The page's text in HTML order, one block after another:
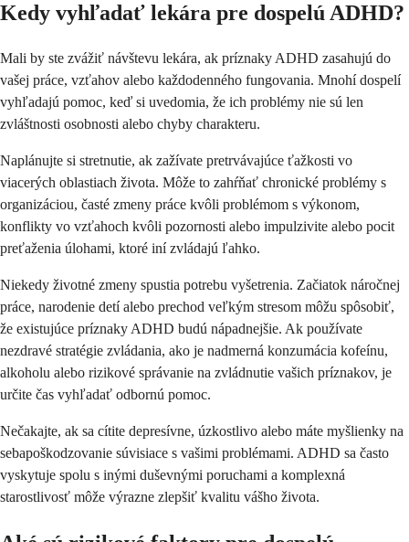
Kedy vyhľadať lekára pre dospelú ADHD?
Mali by ste zvážiť návštevu lekára, ak príznaky ADHD zasahujú do
vašej práce, vzťahov alebo každodenného fungovania. Mnohí dospelí
vyhľadajú pomoc, keď si uvedomia, že ich problémy nie sú len
zvláštnosti osobnosti alebo chyby charakteru.
Naplánujte si stretnutie, ak zažívate pretrvávajúce ťažkosti vo
viacerých oblastiach života. Môže to zahŕňať chronické problémy s
organizáciou, časté zmeny práce kvôli problémom s výkonom,
konflikty vo vzťahoch kvôli pozornosti alebo impulzivite alebo pocit
preťaženia úlohami, ktoré iní zvládajú ľahko.
Niekedy životné zmeny spustia potrebu vyšetrenia. Začiatok náročnej
práce, narodenie detí alebo prechod veľkým stresom môžu spôsobiť,
že existujúce príznaky ADHD budú nápadnejšie. Ak používate
nezdravé stratégie zvládania, ako je nadmerná konzumácia kofeínu,
alkoholu alebo rizikové správanie na zvládnutie vašich príznakov, je
určite čas vyhľadať odbornú pomoc.
Nečakajte, ak sa cítite depresívne, úzkostlivo alebo máte myšlienky na
sebapoškodzovanie súvisiace s vašimi problémami. ADHD sa často
vyskytuje spolu s inými duševnými poruchami a komplexná
starostlivosť môže výrazne zlepšiť kvalitu vášho života.